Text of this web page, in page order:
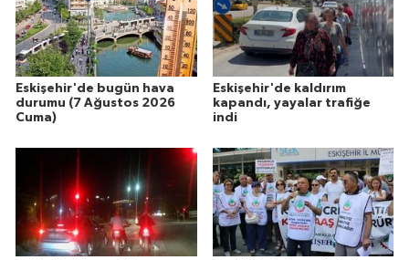
Eskişehir'de bugün hava
durumu (7 Ağustos 2026
Cuma)
Eskişehir'de kaldırım
kapandı, yayalar trafiğe
indi